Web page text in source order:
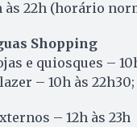
às 22h (horário
Shopping
e quiosques –
– 10h às 22h30;
– 12h às 23h